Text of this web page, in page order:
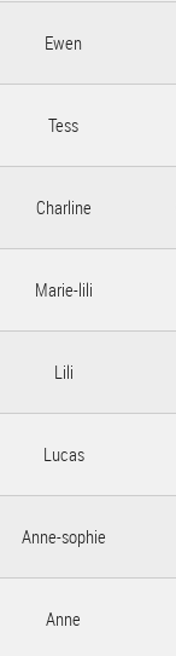
Ewen
Tess
Charline
Marie-lili
Lili
Lucas
Anne-sophie
Anne